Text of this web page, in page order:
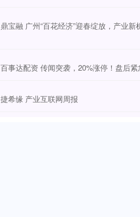
鼎宝融 广州“百花经济”迎春绽放，产业新
百事达配资 传闻突袭，20%涨停！盘后
​捷希缘 产业互联网周报